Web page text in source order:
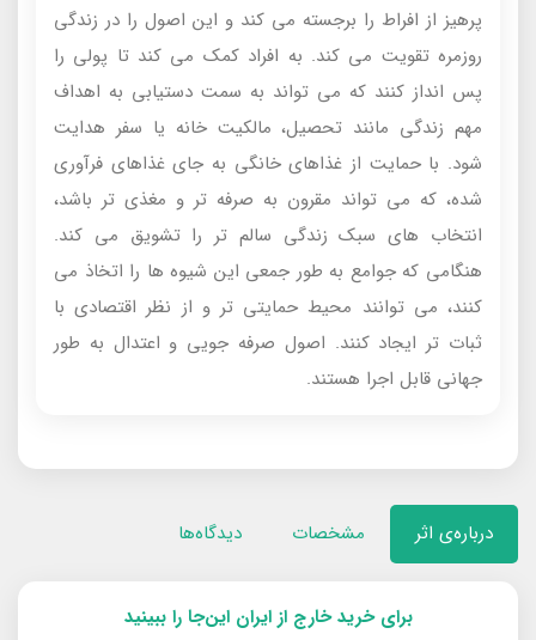
پرهیز از افراط را برجسته می کند و این اصول را در زندگی
روزمره تقویت می کند. به افراد کمک می کند تا پولی را
پس انداز کنند که می تواند به سمت دستیابی به اهداف
مهم زندگی مانند تحصیل، مالکیت خانه یا سفر هدایت
شود. با حمایت از غذاهای خانگی به جای غذاهای فرآوری
شده، که می تواند مقرون به صرفه تر و مغذی تر باشد،
انتخاب های سبک زندگی سالم تر را تشویق می کند.
هنگامی که جوامع به طور جمعی این شیوه ها را اتخاذ می
کنند، می توانند محیط حمایتی تر و از نظر اقتصادی با
ثبات تر ایجاد کنند. اصول صرفه جویی و اعتدال به طور
جهانی قابل اجرا هستند.
درباره‌ی اثر مشخصات دیدگاه‌ها
برای خرید خارج از ایران این‌جا را ببینید